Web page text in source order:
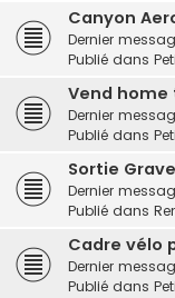
Canyon
Dernier
Publié dans
Vend home
Dernier
Publié dans
Sortie
Dernier
Publié dans
Cadre vélo
Dernier
Publié dans